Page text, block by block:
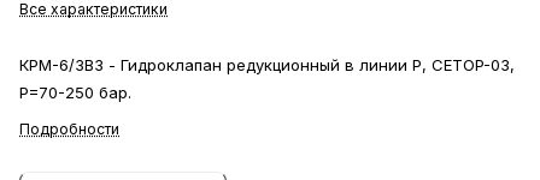
Все характеристики
КРМ-6/3В3 - Гидроклапан редукционный в линии Р, CETOP-03,
P=70-250 бар.
Подробности